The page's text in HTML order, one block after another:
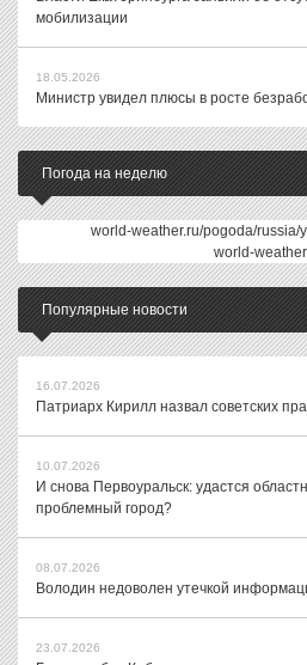
мобилизации
18.05.2026
Министр увидел плюсы в росте
Погода на неделю
world-weather.ru/pogoda/russia/
world-
Популярные новости
16.07.2026
Патриарх Кирилл назвал советских
10.07.2026
И снова Первоуральск: удастся
проблемный город?
08.07.2026
Володин недоволен утечкой
23.07.2026